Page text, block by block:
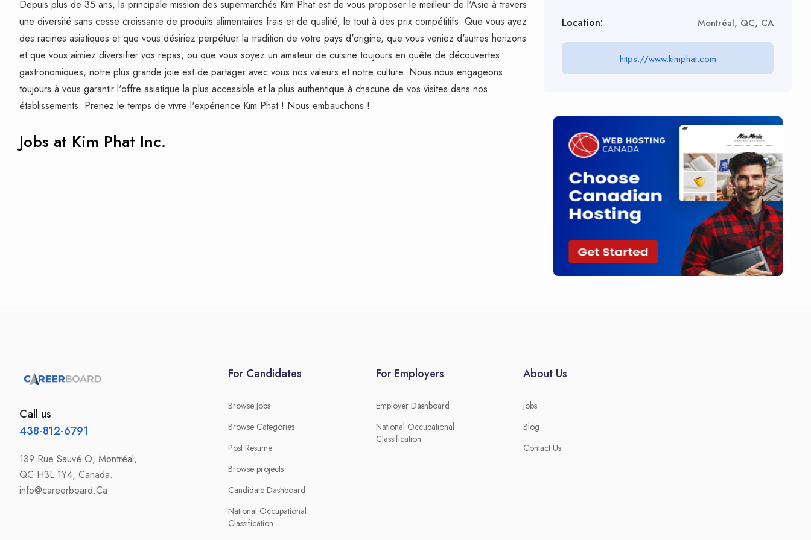
Depuis plus de 35 ans, la principale mission des supermarchés Kim Phat est de vous proposer le meilleur de l'Asie à travers
une diversité sans cesse croissante de produits alimentaires frais et de qualité, le tout à des prix compétitifs. Que vous ayez
des racines asiatiques et que vous désiriez perpétuer la tradition de votre pays d'origine, que vous veniez d'autres horizons
et que vous aimiez diversifier vos repas, ou que vous soyez un amateur de cuisine toujours en quête de découvertes
gastronomiques, notre plus grande joie est de partager avec vous nos valeurs et notre culture. Nous nous engageons
toujours à vous garantir l'offre asiatique la plus accessible et la plus authentique à chacune de vos visites dans nos
établissements. Prenez le temps de vivre l'expérience Kim Phat ! Nous embauchons !
Jobs at Kim Phat Inc.
Location: Montréal, QC, CA
https://www.kimphat.com
Call us
438-812-6791
139 Rue Sauvé O, Montréal,
QC H3L 1Y4, Canada.
info@careerboard.Ca
For Candidates
Browse Jobs
Browse Categories
Post Resume
Browse projects
Candidate Dashboard
National Occupational
Classification
For Employers
Employer Dashboard
National Occupational
Classification
About Us
Jobs
Blog
Contact Us